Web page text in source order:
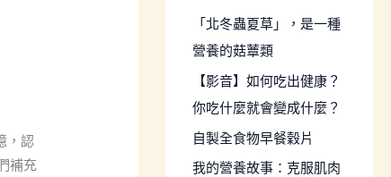
，認
補充
「北冬蟲夏草」，是一種
營養的菇蕈類
【影音】如何吃出健康？
你吃什麼就會變成什麼？
自製全食物早餐穀片
我的營養故事：克服肌肉